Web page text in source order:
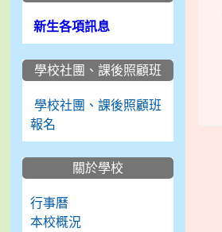
新生各項訊息
學校社團、課後照顧班
學校社團、課後照顧班
報名
關於學校
行事曆
本校概況